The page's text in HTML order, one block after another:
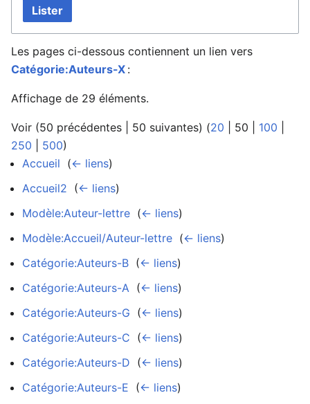
Lister
Les pages ci-dessous contiennent un lien vers
Catégorie:Auteurs-X :
Affichage de 29 éléments.
Voir (50 précédentes 50 suivantes) (20 50 100
250
500)
Accueil (← liens)
Accueil2 (← liens)
Modèle:Auteur-lettre (← liens)
Modèle:Accueil/Auteur-lettre (← liens)
Catégorie:Auteurs-B (← liens)
Catégorie:Auteurs-A (← liens)
Catégorie:Auteurs-G (← liens)
Catégorie:Auteurs-C (← liens)
Catégorie:Auteurs-D (← liens)
Catégorie:Auteurs-E (← liens)